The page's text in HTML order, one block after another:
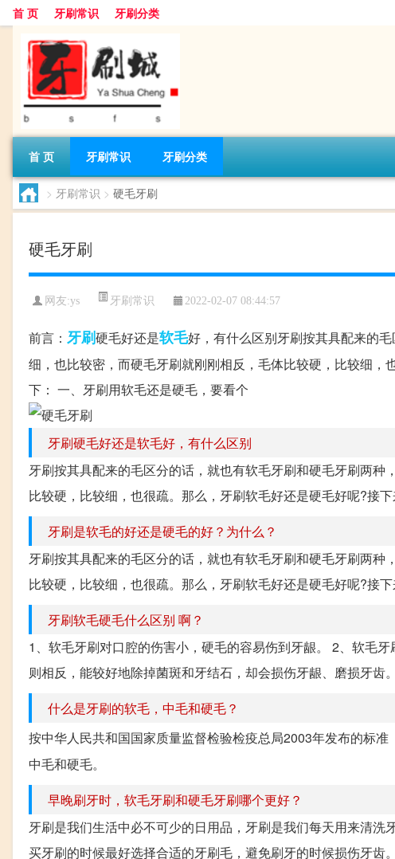
首 页 牙刷常识 牙刷分类
首 页 牙刷常识 牙刷分类
> 牙刷常识 > 硬毛牙刷
硬毛牙刷
网友:ys 牙刷常识 2022-02-07 08:44:57
前言： 牙刷硬毛好还是软毛好，有什么区别牙刷按其具配来的毛
细，也比较密，而硬毛牙刷就刚刚相反，毛体比较硬，比较细
下： 一、牙刷用软毛还是硬毛，要看个
牙刷硬毛好还是软毛好，有什么区别
牙刷按其具配来的毛区分的话，就也有软毛牙刷和硬毛牙刷两
比较硬，比较细，也很疏。那么，牙刷软毛好还是硬毛好呢?接
牙刷是软毛的好还是硬毛的好？为什么？
牙刷按其具配来的毛区分的话，就也有软毛牙刷和硬毛牙刷两
比较硬，比较细，也很疏。那么，牙刷软毛好还是硬毛好呢?接
牙刷软毛硬毛什么区别 啊？
1、软毛牙刷对口腔的伤害小，硬毛的容易伤到牙龈。 2、软毛
则相反，能较好地除掉菌斑和牙结石，却会损伤牙龈、磨损牙
什么是牙刷的软毛，中毛和硬毛？
按中华人民共和国国家质量监督检验检疫总局2003年发布的标
中毛和硬毛。
早晚刷牙时，软毛牙刷和硬毛牙刷哪个更好？
牙刷是我们生活中必不可少的日用品，牙刷是我们每天用来清
买牙刷的时候最好选择合适的牙刷毛，避免刷牙的时候损伤牙